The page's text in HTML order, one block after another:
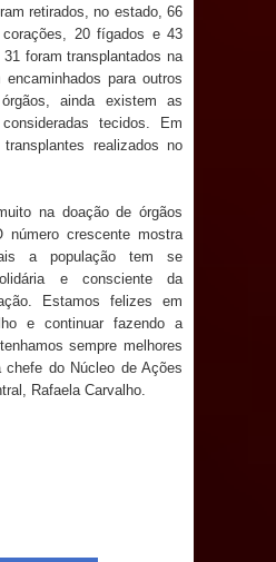
morte da ex-vereadora
Sidnei busca em
para nova Casa de
toma posse no
em Brasília
da Poesia Paraibana
Matias reúne cerca
retirados, no estado, 66
20 fígados e 43
foram transplantados na
para outros
ainda existem as
tecidos. Em
realizados no
na doação de órgãos
crescente mostra
a população tem se
e consciente da
Estamos felizes em
e continuar fazendo a
sempre melhores
chefe do Núcleo de Ações
Rafaela Carvalho.